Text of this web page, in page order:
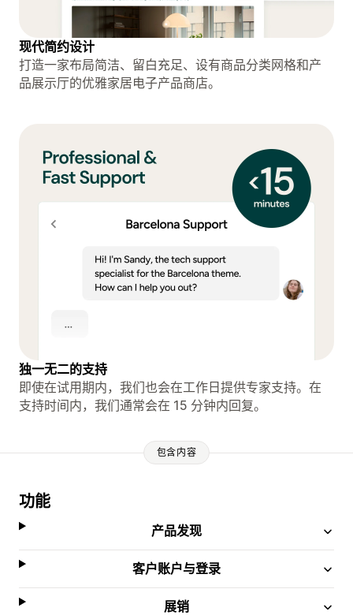
现代简约设计
打造一家布局简洁、留白充足、设有商品分类网格和产
品展示厅的优雅家居电子产品商店。
独一无二的支持
即使在试用期内，我们也会在工作日提供专家支持。在
支持时间内，我们通常会在 15 分钟内回复。
包含内容
功能
产品发现
客户账户与登录
展销